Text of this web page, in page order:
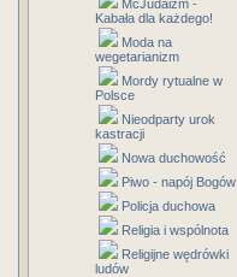
McJudaizm -
Kabała dla każdego!
Moda na
wegetarianizm
Mordy rytualne w
Polsce
Nieodparty urok
kastracji
Nowa duchowość
Piwo - napój Bogów
Policja duchowa
Religia i wspólnota
Religijne wędrówki
ludów